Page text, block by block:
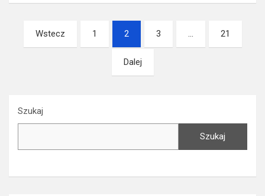
Nawigacja
po
Wstecz 1 2 3 … 21
Dalej
Szukaj
Szukaj